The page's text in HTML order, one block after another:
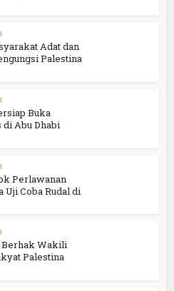
Adat dan
Palestina
Buka
di Abu Dhabi
Perlawanan
Uji Coba Rudal di
Berhak Wakili
Palestina